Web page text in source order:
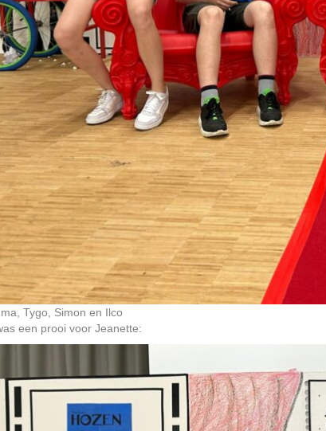
Tygo, Simon en Ilco
een prooi voor Jeanette: